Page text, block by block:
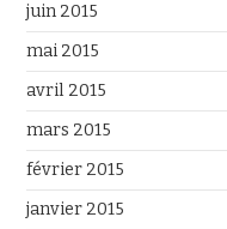
juin 2015
mai 2015
avril 2015
mars 2015
février 2015
janvier 2015